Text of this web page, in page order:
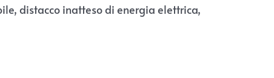
distacco inatteso di energia elettrica,